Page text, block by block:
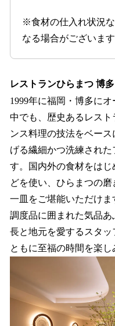
※食材の仕入れ状況
なる場合がございます
レストランひらまつ 博多
1999年に福岡・博多に
中でも、歴史あるレス
ンス料理の技法をベー
げる繊細かつ洗練され
す。国内外の食材をは
どを使い、ひらまつの
一皿をご堪能いただけ
調度品に囲まれた気品
長と地元を愛するスタ
ともに至福の時間を楽し